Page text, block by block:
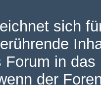
sich
Forum in
der